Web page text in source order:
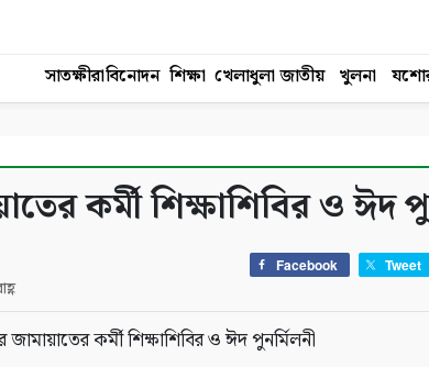
সাতক্ষীরাবিনোদন শিক্ষা খেলাধুলা জাতীয় খুলনা
কর্মী শিক্ষাশিবির ও ঈদ
Facebook Tweet